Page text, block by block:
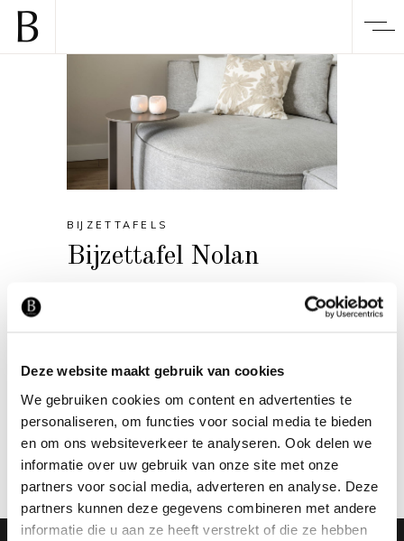
Deze website maakt gebruik van cookies
We gebruiken cookies om content en advertenties te
personaliseren, om functies voor social media te bieden
en om ons websiteverkeer te analyseren. Ook delen we
informatie over uw gebruik van onze site met onze
partners voor social media, adverteren en analyse. Deze
partners kunnen deze gegevens combineren met andere
informatie die u aan ze heeft verstrekt of die ze hebben
BIJZETTAFELS
Bijzettafel Nolan
BIJZETTAFELS
Bijzettafel Triptic